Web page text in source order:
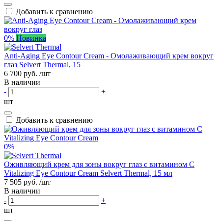
Добавить к сравнению
0% Новинка
Anti-Aging Eye Contour Cream - Омолаживающий крем вокруг
глаз Selvert Thermal, 15
6 700 руб. /шт
В наличии
-
+
шт
Добавить к сравнению
0%
Оживляющий крем для зоны вокруг глаз с витамином С
Vitalizing Eye Contour Cream Selvert Thermal, 15 мл
7 505 руб. /шт
В наличии
-
+
шт